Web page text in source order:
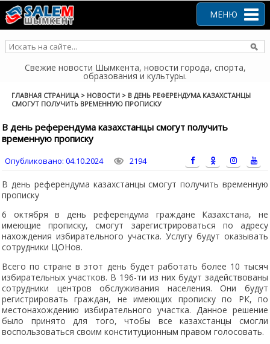
Перейти
содержанию
Свежие новости Шымкента, новости города, спорта,
образования и культуры.
МЕНЮ
ГЛАВНАЯ СТРАНИЦА > НОВОСТИ > В ДЕНЬ РЕФЕРЕНДУМА КАЗАХСТАНЦЫ
СМОГУТ ПОЛУЧИТЬ ВРЕМЕННУЮ ПРОПИСКУ
В день референдума казахстанцы смогут получить
временную прописку
Опубликовано: 04.10.2024 2194
В день референдума казахстанцы смогут получить временную
прописку
6 октября в день референдума граждане Казахстана, не
имеющие прописку, смогут зарегистрироваться по адресу
нахождения избирательного участка. Услугу будут оказывать
сотрудники ЦОНов.
Всего по стране в этот день будет работать более 10 тысяч
избирательных участков. В 196-ти из них будут задействованы
сотрудники центров обслуживания населения. Они будут
регистрировать граждан, не имеющих прописку по РК, по
местонахождению избирательного участка. Данное решение
было принято для того, чтобы все казахстанцы смогли
воспользоваться своим конституционным правом голосовать.